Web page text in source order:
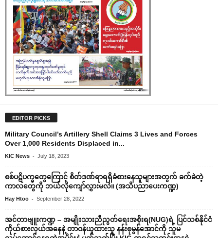
EDITOR PICKS
Military Council’s Artillery Shell Claims 3 Lives and Forces
Over 1,000 Residents Displaced in...
KIC News - July 18, 2023
စစ်ပဋိပက္ခတွေကြောင့် စိတ်ဒဏ်ရာရရှိခံစားနေသူများအတွက် ခက်ခဲတဲ့
ကာလတွေကို ဘယ်လိုကျော်လွှားမလဲ။ (အသိပညာပေးကဏ္ဍ)
Hay Htoo - September 28, 2022
အင်တာဗျူးကဏ္ဍ – အမျိုးသားညီညွတ်ရေးအစိုးရ(NUG)ရဲ့ ပြင်သစ်နိုင်ငံ
ကိုယ်စားလှယ်အနေနဲ့ တာဝန်ယူထားသူ နန်းစုမွန်အောင်ကို သူမ